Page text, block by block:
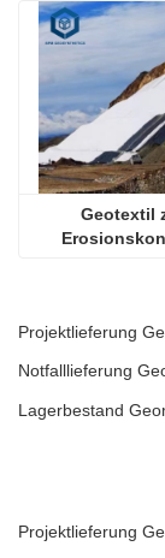
Geotextil
Projektlieferung
Notfalllieferung
Lagerbestand
Projektlieferung